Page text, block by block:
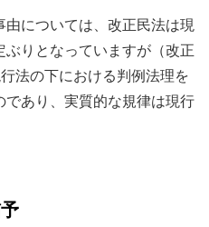
については、改正民法は現
りとなっていますが（改正
法の下における判例法理を
あり、実質的な規律は現行